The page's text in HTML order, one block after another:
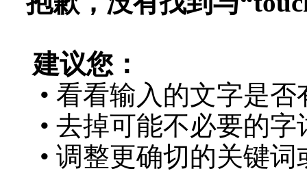
建议您：
• 看看输入的文字是否
• 去掉可能不必要的字
• 调整更确切的关键